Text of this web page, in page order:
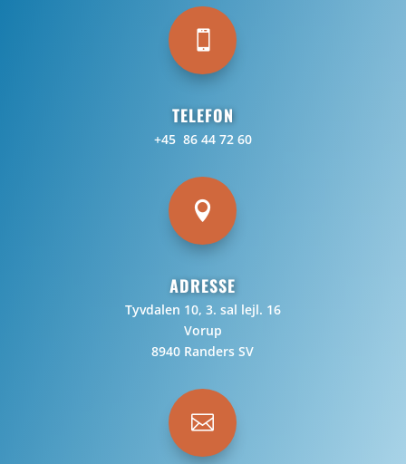
TELEFON
+45 86 44 72 60

ADRESSE
Tyvdalen 10, 3. sal lejl. 16
Vorup
8940 Randers SV
